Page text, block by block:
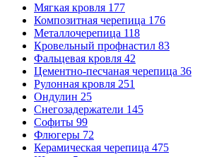
Мягкая кровля 177
Композитная черепица 176
Металлочерепица 118
Кровельный профнастил 83
Фальцевая кровля 42
Цементно-песчаная черепица 36
Рулонная кровля 251
Ондулин 25
Снегозадержатели 145
Софиты 99
Флюгеры 72
Керамическая черепица 475